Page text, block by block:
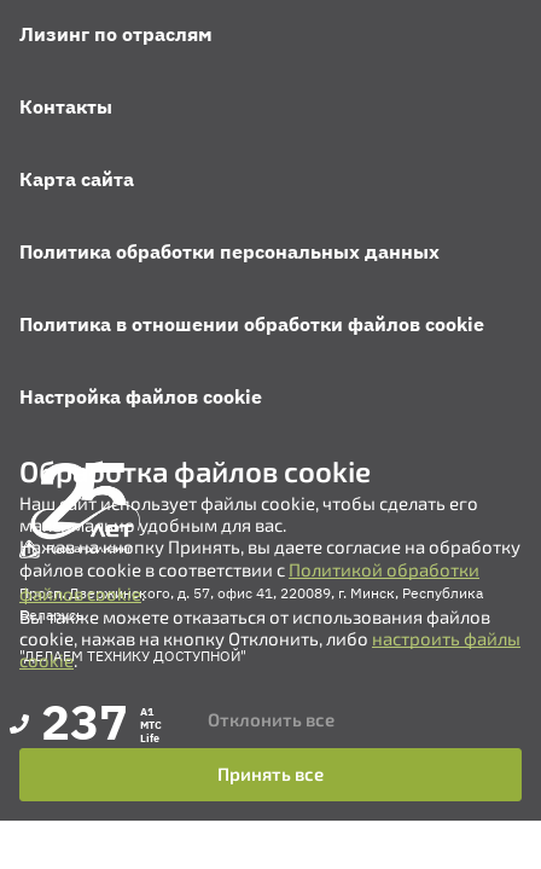
Просп. Дзержинского, д. 57, офис 41, 220089, г. Минск, Республика
Беларусь
"ДЕЛАЕМ ТЕХНИКУ ДОСТУПНОЙ"
237
A1
MTC
Life
+375 (17) 311-35-80
Лизинг по отраслям
Контакты
Карта сайта
Политика обработки персональных данных
Политика в отношении обработки файлов cookie
Настройка файлов cookie
Обработка файлов cookie
Наш сайт использует файлы cookie, чтобы сделать его
максимально удобным для вас.
Нажав на кнопку Принять, вы даете согласие на обработку
файлов cookie в соответствии с Политикой обработки
файлов cookie.
Вы также можете отказаться от использования файлов
cookie, нажав на кнопку Отклонить, либо настроить файлы
cookie.
Принять все
Отклонить все